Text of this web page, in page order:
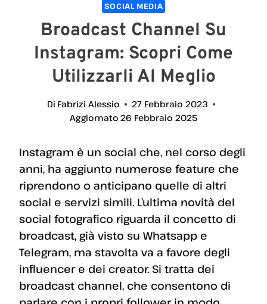
SOCIAL MEDIA
Broadcast Channel Su
Instagram: Scopri Come
Utilizzarli Al Meglio
Di Fabrizi Alessio
27 Febbraio 2023
Aggiornato 26 Febbraio 2025
Instagram è un social che, nel corso degli
anni, ha aggiunto numerose feature che
riprendono o anticipano quelle di altri
social e servizi simili. L’ultima novità del
social fotografico riguarda il concetto di
broadcast, già visto su Whatsapp e
Telegram, ma stavolta va a favore degli
influencer e dei creator. Si tratta dei
broadcast channel, che consentono di